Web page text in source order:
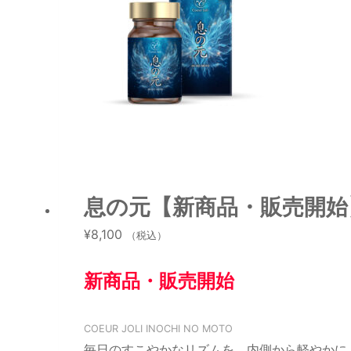
息の元【新商品・販売開
¥8,100 （税込）
新商品・販売開始
COEUR JOLI INOCHI NO MOTO